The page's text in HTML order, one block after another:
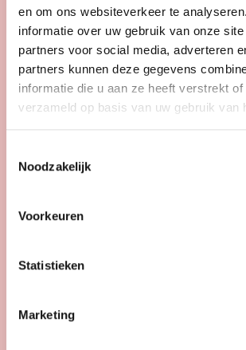
en om ons websiteverkeer te
informatie over uw gebruik van onze
partners voor social media, adverteren
partners kunnen deze gegevens
informatie die u aan ze heeft verstrekt
verzameld op basis van uw gebruik van
Noodzakelijk
Voorkeuren
Statistieken
Marketing
Bekijk
Persoonlijke Begeleider
Stiens
Stiens
24 - 30 uur | Voltijds, Onbepaalde tijd
Ben jij een persoonlijk begeleider die
complexe zorg en kleine successen